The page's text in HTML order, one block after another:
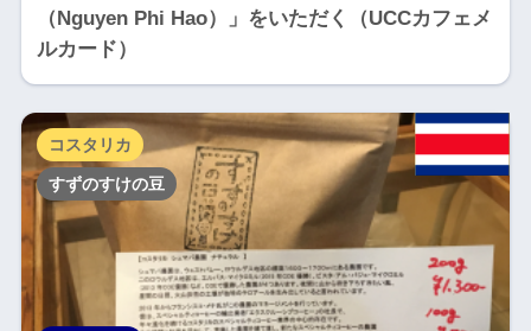
（Nguyen Phi Hao）」をいただく（UCCカフェメ
ルカード）
コスタリカ
すずのすけの豆